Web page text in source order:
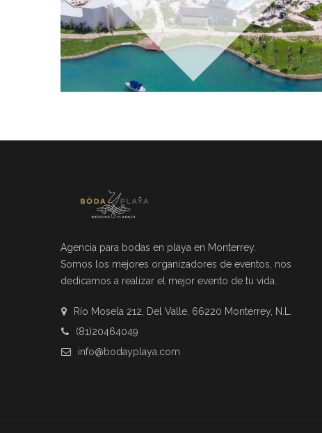
Agencia para bodas en playa en Monterrey.
Somos los mejores organizadores de eventos, nos
dedicamos a realizar el mejor evento de tu vida.
Río Mosela 212, Del Valle, 66220 Monterrey, N.L.
(81)20464049
info@bodayplaya.com